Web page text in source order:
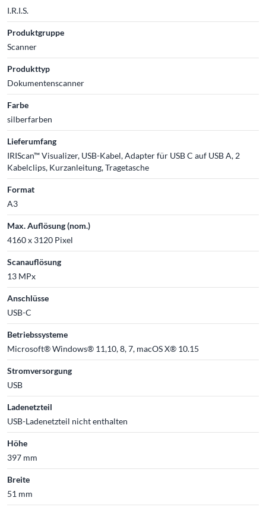
I.R.I.S.
Produktgruppe
Scanner
Produkttyp
Dokumentenscanner
Farbe
silberfarben
Lieferumfang
IRIScan™ Visualizer, USB-Kabel, Adapter für USB C auf USB A, 2
Kabelclips, Kurzanleitung, Tragetasche
Format
A3
Max. Auflösung (nom.)
4160 x 3120 Pixel
Scanauflösung
13 MPx
Anschlüsse
USB-C
Betriebssysteme
Microsoft® Windows® 11,10, 8, 7, macOS X® 10.15
Stromversorgung
USB
Ladenetzteil
USB-Ladenetzteil nicht enthalten
Höhe
397 mm
Breite
51 mm